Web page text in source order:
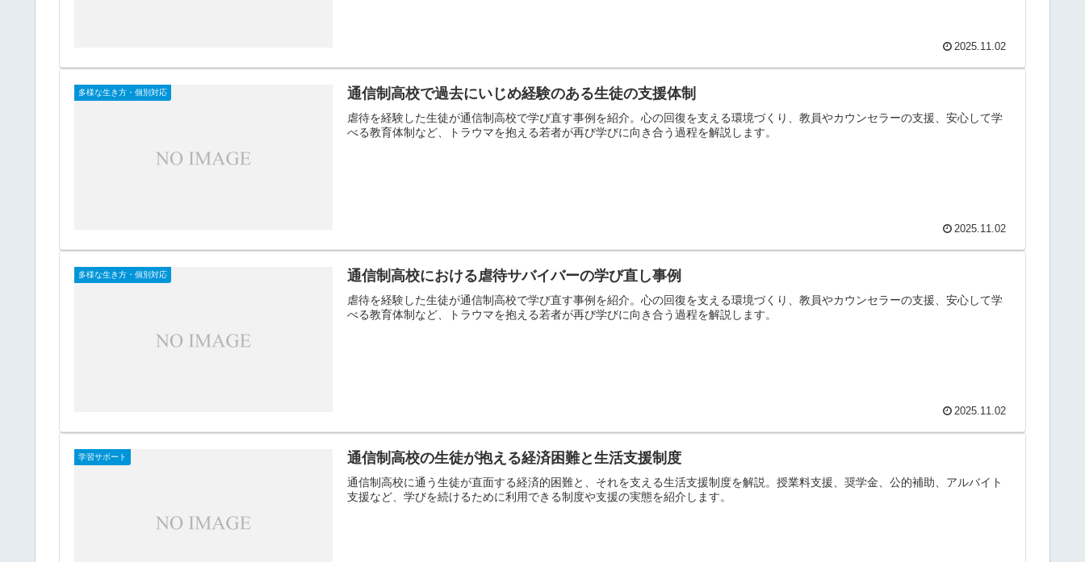
2025.11.02
多様な生き方・個別対応 通信制高校で過去にいじめ経験のある生徒の支援体制
虐待を経験した生徒が通信制高校で学び直す事例を紹介。心の回復を支える環境づくり、教員やカウンセラーの支援、安心して学
べる教育体制など、トラウマを抱える若者が再び学びに向き合う過程を解説します。
2025.11.02
多様な生き方・個別対応 通信制高校における虐待サバイバーの学び直し事例
虐待を経験した生徒が通信制高校で学び直す事例を紹介。心の回復を支える環境づくり、教員やカウンセラーの支援、安心して学
べる教育体制など、トラウマを抱える若者が再び学びに向き合う過程を解説します。
2025.11.02
学習サポート 通信制高校の生徒が抱える経済困難と生活支援制度
通信制高校に通う生徒が直面する経済的困難と、それを支える生活支援制度を解説。授業料支援、奨学金、公的補助、アルバイト
支援など、学びを続けるために利用できる制度や支援の実態を紹介します。